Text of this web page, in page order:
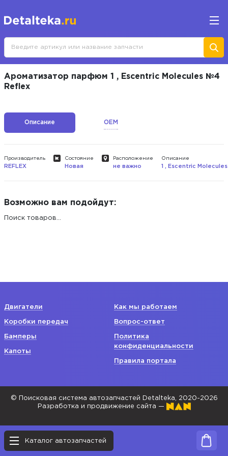
Каталог автозапчастей
Ароматизатор парфюм 1 , Escentric Molecules №4
Reflex
Описание OEM
Производитель
REFLEX
Состояние
Новая
Расположение
не важно
Описание
1 , Escentric
Возможно вам подойдут:
Поиск товаров...
Двигатели
Коробки передач
Бамперы
Капоты
Как мы работаем
Вопрос-ответ
Политика
конфиденциальности
Правила портала
© Поисковая система автозапчастей Detalteka, 2020-2026
Разработка и продвижение сайта —